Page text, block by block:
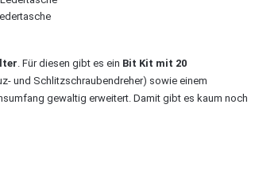
. Für diesen gibt es ein Bit Kit mit 20
und Schlitzschraubendreher) sowie einem
gewaltig erweitert. Damit gibt es kaum noch